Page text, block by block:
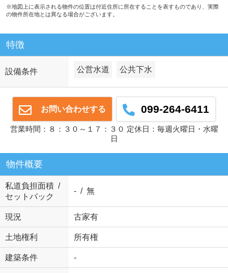
※地図上に表示される物件の位置は付近住所に所在することを表すものであり、実際
の物件所在地とは異なる場合がございます。
特徴
設備条件 公営水道 公共下水
お問い合わせする 099-264-6411
営業時間：８：３０～１７：３０ 定休日：毎週火曜日・水曜
日
物件概要
私道負担面積 /
セットバック
- / 無
現況 古家有
土地権利 所有権
建築条件 -